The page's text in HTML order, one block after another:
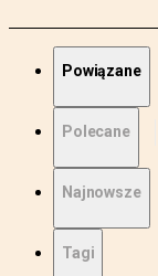
Powiązane
Polecane
Najnowsze
Tagi